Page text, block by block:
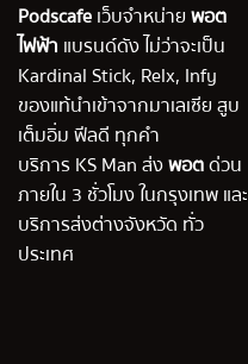
Podscafeเว็บจำหน่ายพอต
ไฟฟ้า แบรนด์ดัง ไม่ว่าจะเป็น
Kardinal Stick, Relx, Infy
ของแท้นำเข้าจากมาเลเซีย สูบ
เต็มอิ่ม ฟีลดี ทุกคำ
บริการ KS Man ส่งพอตด่วน
ภายใน 3 ชั่วโมง ในกรุงเทพ และ
บริการส่งต่างจังหวัด ทั่ว
ประเทศ